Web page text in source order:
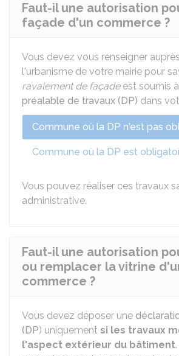
Faut-il une autorisation
façade d'un commerce ?
Vous devez vous renseigner
l'urbanisme de votre mairie pour
ravalement de façade est soumis à
préalable de travaux (DP) dans
Commune où la DP n'est pas
Commune où la DP est
Vous pouvez réaliser ces travaux
administrative.
Faut-il une autorisation
ou remplacer la vitrine
commerce ?
Vous devez déposer une
(DP) uniquement si les travaux
l'aspect extérieur du bâtiment